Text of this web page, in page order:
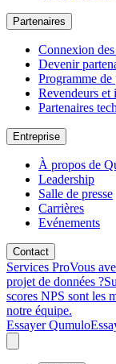
Partenaires
Connexion
Devenir
Programme de
Revendeurs et
Partenaires
Entreprise
À propos de
Leadership
Salle de presse
Carrières
Evénements
Contact
Services ProVous
projet de données ?
scores NPS sont les
notre équipe.
Essayer Qumulo